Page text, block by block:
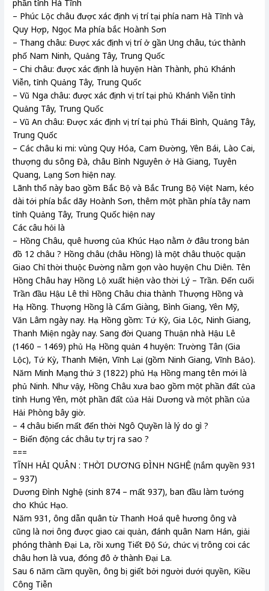
phần tỉnh Hà Tĩnh
– Phúc Lộc châu được xác định vị trí tại phía nam Hà Tĩnh và
Quy Hợp, Ngọc Ma phía bắc Hoành Sơn
– Thang châu: Được xác định vị trí ở gần Ung châu, tức thành
phố Nam Ninh, Quảng Tây, Trung Quốc
– Chi châu: được xác định là huyện Hàn Thành, phủ Khánh
Viễn, tỉnh Quảng Tây, Trung Quốc
– Vũ Nga châu: được xác định vị trí tại phủ Khánh Viễn tỉnh
Quảng Tây, Trung Quốc
– Vũ An châu: Được xác định vị trí tại phủ Thái Bình, Quảng Tây,
Trung Quốc
– Các châu ki mi: vùng Quy Hóa, Cam Đường, Yên Bái, Lào Cai,
thượng du sông Đà, châu Bình Nguyên ở Hà Giang, Tuyên
Quang, Lạng Sơn hiện nay.
Lãnh thổ này bao gồm Bắc Bộ và Bắc Trung Bộ Việt Nam, kéo
dài tới phía bắc dãy Hoành Sơn, thêm một phần phía tây nam
tỉnh Quảng Tây, Trung Quốc hiện nay
Các câu hỏi là
– Hồng Châu, quê hương của Khúc Hạo nằm ở đâu trong bản
đồ 12 châu ? Hồng châu (châu Hồng) là một châu thuộc quận
Giao Chỉ thời thuộc Đường nằm gọn vào huyện Chu Diên. Tên
Hồng Châu hay Hồng Lộ xuất hiện vào thời Lý – Trần. Đến cuối
Trần đầu Hậu Lê thì Hồng Châu chia thành Thượng Hồng và
Hạ Hồng. Thượng Hồng là Cẩm Giàng, Bình Giang, Yên Mỹ,
Văn Lâm ngày nay. Hạ Hồng gồm: Tứ Kỳ, Gia Lộc, Ninh Giang,
Thanh Miện ngày nay. Sang đời Quang Thuận nhà Hậu Lê
(1460 – 1469) phủ Hạ Hồng quản 4 huyện: Trường Tân (Gia
Lộc), Tứ Kỳ, Thanh Miện, Vĩnh Lại (gồm Ninh Giang, Vĩnh Bảo).
Năm Minh Mạng thứ 3 (1822) phủ Hạ Hồng mang tên mới là
phủ Ninh. Như vậy, Hồng Châu xưa bao gồm một phần đất của
tỉnh Hưng Yên, một phần đất của Hải Dương và một phần của
Hải Phòng bây giờ.
– 4 châu biến mất đến thời Ngô Quyền là lý do gì ?
– Biến động các châu tự trj ra sao ?
===
TĨNH HẢI QUÂN : THỜI DƯƠNG ĐÌNH NGHỆ (nắm quyền 931
– 937)
Dương Đình Nghệ (sinh 874 – mất 937), ban đầu làm tướng
cho Khúc Hạo.
Năm 931, ông dẫn quân từ Thanh Hoá quê hương ông và
cũng là nơi ông được giao cai quản, đánh quân Nam Hán, giải
phóng thành Đại La, rồi xưng Tiết Độ Sứ, chức vị trông coi các
châu hơn là vua, đóng đô ở thành Đại La.
Sau 6 năm cầm quyền, ông bị giết bởi người dưới quyền, Kiều
Công Tiễn